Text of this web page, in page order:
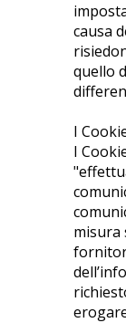
causa
quello
I
I
misura